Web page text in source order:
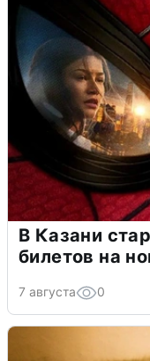
В Казани
билетов на
7 августа 0